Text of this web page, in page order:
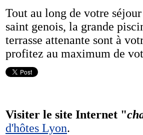
Tout au long de votre
saint genois, la grande
terrasse attenante sont à
profitez au maximum de
Visiter le site Internet "
d'hôtes Lyon.